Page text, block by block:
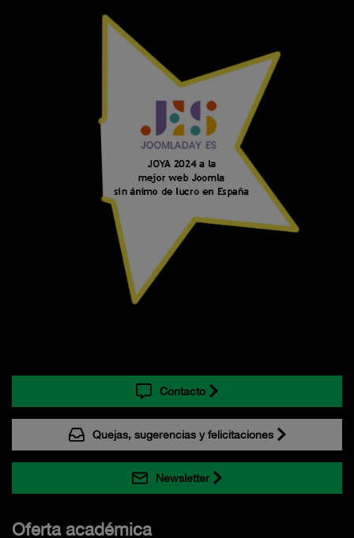
Contacto
Quejas, sugerencias y felicitaciones
Newsletter
Oferta académica